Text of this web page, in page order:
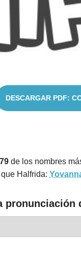
DESCARGAR PDF:
de los nombres
Halfrida:
pronunciación